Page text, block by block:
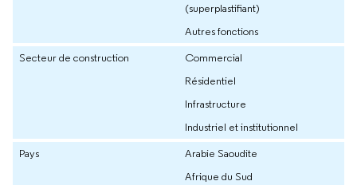
(superplastifiant)
Autres fonctions
Secteur de construction
Commercial
Résidentiel
Infrastructure
Industriel et institutionnel
Pays
Arabie Saoudite
Afrique du Sud